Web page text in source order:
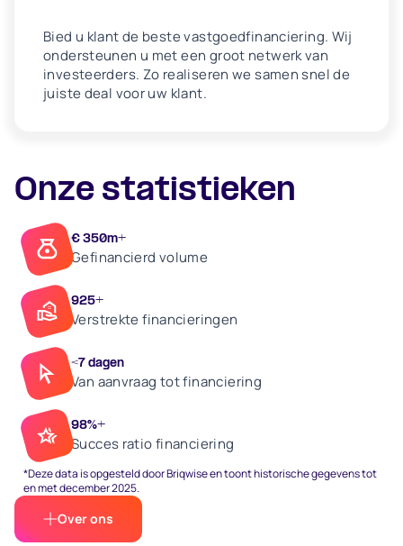
Bied u klant de beste vastgoedfinanciering. Wij
ondersteunen u met een groot netwerk van
investeerders. Zo realiseren we samen snel de
juiste deal voor uw klant.
Onze statistieken
€ 350m+
Gefinancierd volume
925+
Verstrekte financieringen
<7 dagen
Van aanvraag tot financiering
98%+
Succes ratio financiering
*Deze data is opgesteld door Briqwise en toont historische gegevens tot
en met december 2025.
Over ons